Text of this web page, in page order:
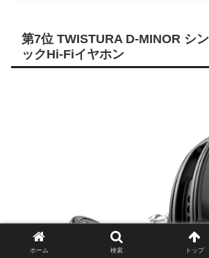
第7位 TWISTURA D-MINOR シ
ックHi-Fiイヤホン
ホーム 検索 トップ